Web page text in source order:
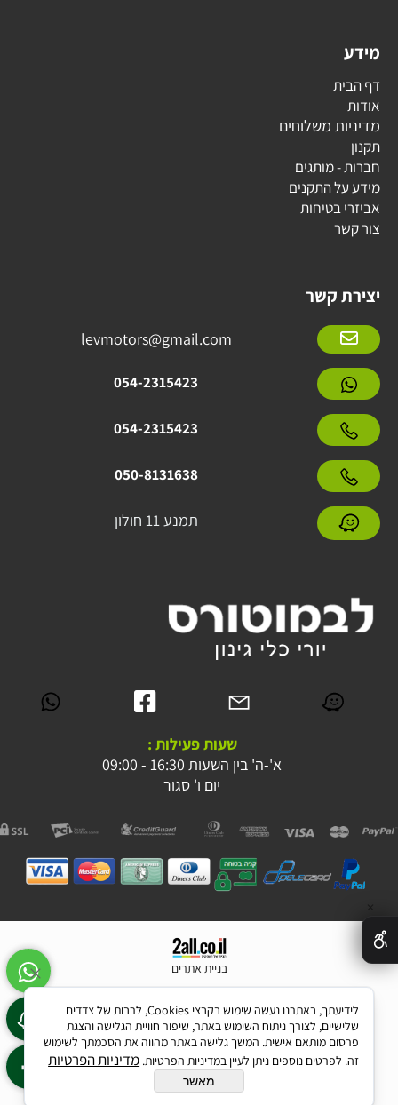
מידע
דף הבית
אודות
מדיניות משלוחים
תקנון
חברות - מותגים
מידע על התקנים
אביזרי בטיחות
צור קשר
יצירת קשר
levmotors@gmail.com
054-2315423
054-2315423
050-8131638
תמנע 11 חולון
שעות פעילות :
א'-ה' בין השעות 16:30 - 09:00
יום ו' סגור
בניית אתרים
לידיעתך, באתרנו נעשה שימוש בקבצי Cookies, לרבות של צדדים
שלישיים, לצורך ניתוח השימוש באתר, שיפור חוויית הגלישה והצגת
פרסום מותאם אישית. המשך גלישה באתר מהווה את הסכמתך לשימוש
זה. לפרטים נוספים ניתן לעיין במדיניות הפרטיות. מדיניות הפרטיות
מאשר